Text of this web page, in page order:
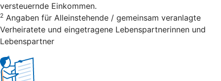
versteuernde Einkommen.
2 Angaben für Alleinstehende / gemeinsam veranlagte
Verheiratete und eingetragene Lebenspartnerinnen und
Lebenspartner